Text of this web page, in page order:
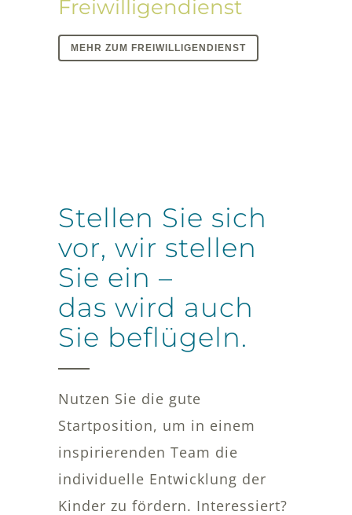
Freiwilligendienst
MEHR ZUM FREIWILLIGENDIENST
Stellen Sie sich
vor, wir stellen
Sie ein –
das wird auch
Sie beflügeln.
Nutzen Sie die gute
Startposition, um in einem
inspirierenden Team die
individuelle Entwicklung der
Kinder zu fördern. Interessiert?